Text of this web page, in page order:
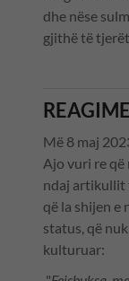
dhe nëse
gjithë të tjerët.
REAGIME
Më 8 maj
Ajo vuri re që
ndaj artikullit
që la shijen e
status, që
kulturuar: